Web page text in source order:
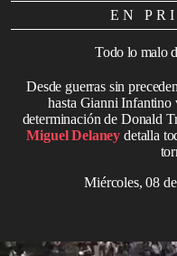
EN
Todo lo malo
Desde guerras sin
hasta Gianni Infantino
determinación de Donald
Miguel Delaney detalla
Miércoles, 08